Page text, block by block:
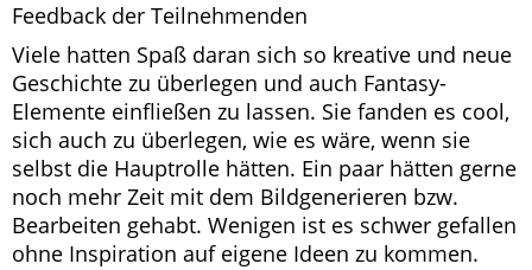
Feedback der Teilnehmenden
Viele hatten Spaß daran sich so kreative und neue
Geschichte zu überlegen und auch Fantasy-
Elemente einfließen zu lassen. Sie fanden es cool,
sich auch zu überlegen, wie es wäre, wenn sie
selbst die Hauptrolle hätten. Ein paar hätten gerne
noch mehr Zeit mit dem Bildgenerieren bzw.
Bearbeiten gehabt. Wenigen ist es schwer gefallen
ohne Inspiration auf eigene Ideen zu kommen.